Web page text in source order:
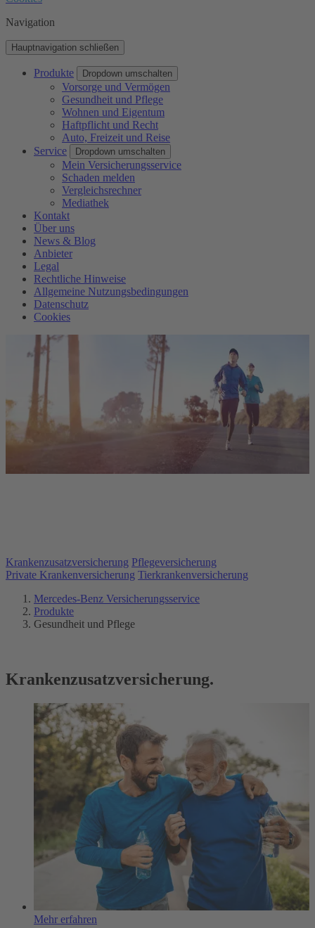
Navigation
Hauptnavigation schließen
Produkte Dropdown umschalten
Vorsorge und Vermögen
Gesundheit und Pflege
Wohnen und Eigentum
Haftpflicht und Recht
Auto, Freizeit und Reise
Service
Dropdown umschalten
Mein Versicherungsservice
Schaden melden
Vergleichsrechner
Mediathek
Kontakt
Über uns
News & Blog
Anbieter
Legal
Rechtliche Hinweise
Allgemeine Nutzungsbedingungen
Datenschutz
Cookies
Krankenzusatzversicherung Pflegeversicherung
Private Krankenversicherung Tierkrankenversicherung
Mercedes-Benz Versicherungsservice
Produkte
Gesundheit und Pflege
Krankenzusatzversicherung.
Mehr erfahren